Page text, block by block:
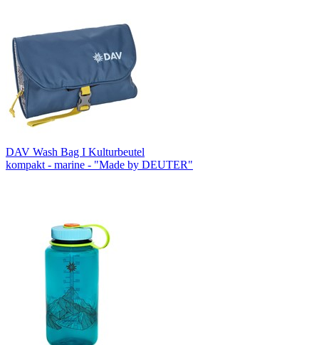
DAV Wash Bag I Kulturbeutel
kompakt - marine - "Made by DEUTER"